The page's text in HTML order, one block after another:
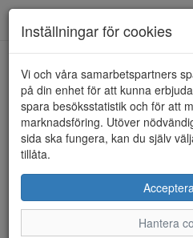
HEM TAMARIS
Inställningar för cookies
Vi och våra samarbetspartners
på din enhet för att kunna
spara besöksstatistik och för att
marknadsföring. Utöver
sida ska fungera, kan du själv
tillåta.
Hantera